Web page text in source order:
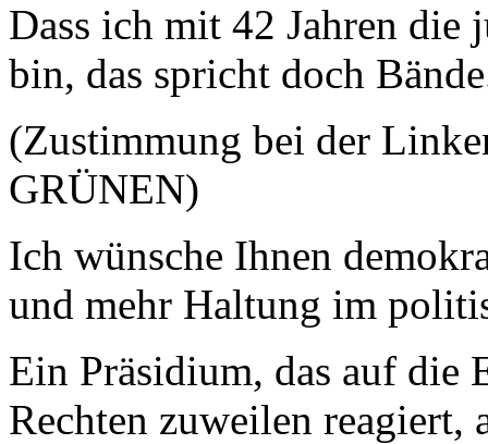
Dass ich mit 42 Jahren die
bin, das spricht doch
(Zustimmung bei der
GRÜNEN)
Ich wünsche Ihnen
und mehr Haltung im
Ein Präsidium, das auf die
Rechten zuweilen